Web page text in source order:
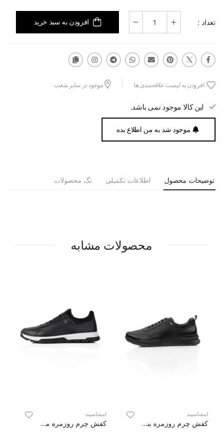
تعداد : افزودن به سبد خرید
افزودن به لیست علاقه‌مندی ها موجود در سایر شعب
این کالا موجود نمی باشد.
موجود شد به من اطلاع بده
توضیحات محصول اطلاعات تکمیلی تگ محصولات
محصولات مشابه
امشاسپند
کفش چرم روزمره بندی Sourin
امشاسپند
کفش چرم روزمره مچ کش دار Gerahoun